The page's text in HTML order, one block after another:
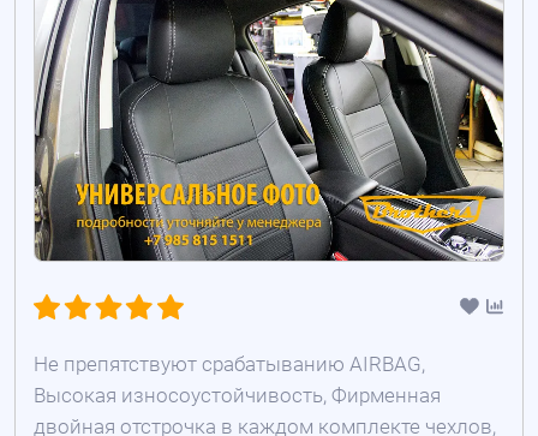
Не препятствуют срабатыванию AIRBAG,
Высокая износоустойчивость, Фирменная
двойная отстрочка в каждом комплекте чехлов,